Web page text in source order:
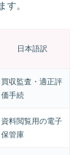
す。
日本語訳
買収監査・適正評
価手続
資料閲覧用の電子
保管庫